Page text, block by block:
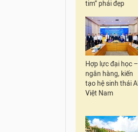
tim” phái đẹp
Hợp lực đại học –
ngân hàng, kiến
tạo hệ sinh thái AI
Việt Nam